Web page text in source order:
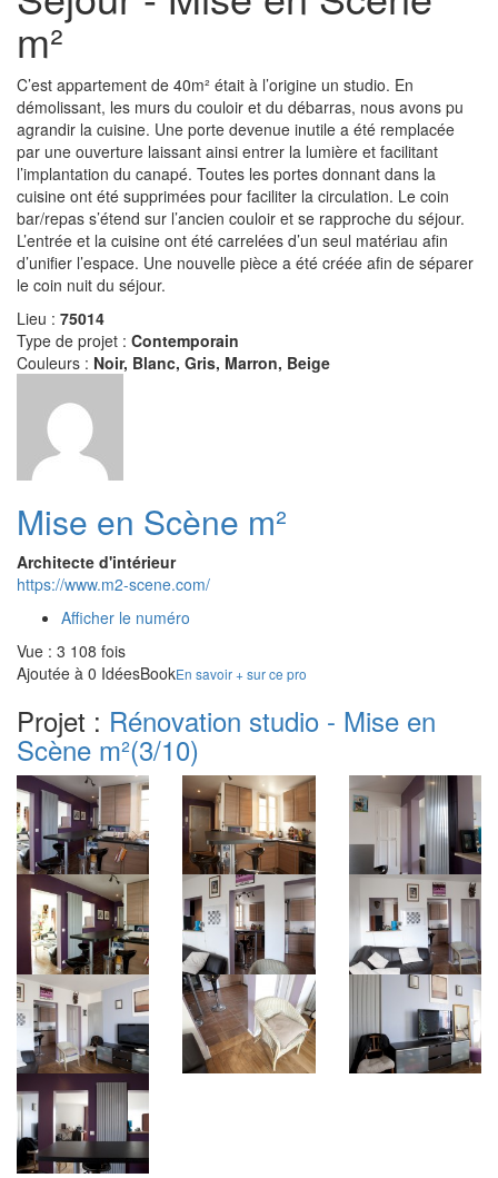
m²
C’est appartement de 40m² était à l’origine un studio. En
démolissant, les murs du couloir et du débarras, nous avons pu
agrandir la cuisine. Une porte devenue inutile a été remplacée
par une ouverture laissant ainsi entrer la lumière et facilitant
l’implantation du canapé. Toutes les portes donnant dans la
cuisine ont été supprimées pour faciliter la circulation. Le coin
bar/repas s’étend sur l’ancien couloir et se rapproche du séjour.
L’entrée et la cuisine ont été carrelées d’un seul matériau afin
d’unifier l’espace. Une nouvelle pièce a été créée afin de séparer
le coin nuit du séjour.
Lieu : 75014
Type de projet : Contemporain
Couleurs : Noir, Blanc, Gris, Marron, Beige
Mise en Scène m²
Architecte d'intérieur
https://www.m2-scene.com/
Afficher le numéro
Vue : 3 108 fois
Ajoutée à 0 IdéesBookEn savoir + sur ce pro
Projet : Rénovation studio - Mise en
Scène m²(3/10)